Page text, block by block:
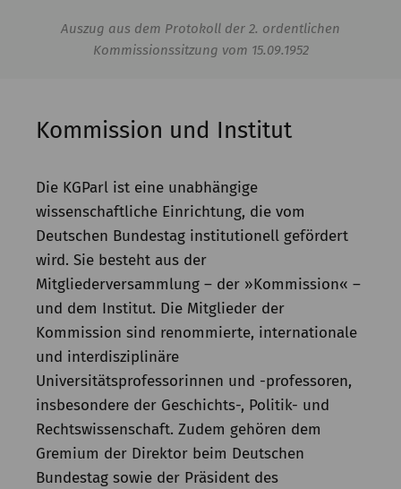
Auszug aus dem Protokoll der 2. ordentlichen
Kommissionssitzung vom 15.09.1952
Kommission und Institut
Die KGParl ist eine unabhängige
wissenschaftliche Einrichtung, die vom
Deutschen Bundestag institutionell gefördert
wird. Sie besteht aus der
Mitgliederversammlung – der »Kommission« –
und dem Institut. Die Mitglieder der
Kommission sind renommierte, internationale
und interdisziplinäre
Universitätsprofessorinnen und -professoren,
insbesondere der Geschichts-, Politik- und
Rechtswissenschaft. Zudem gehören dem
Gremium der Direktor beim Deutschen
Bundestag sowie der Präsident des